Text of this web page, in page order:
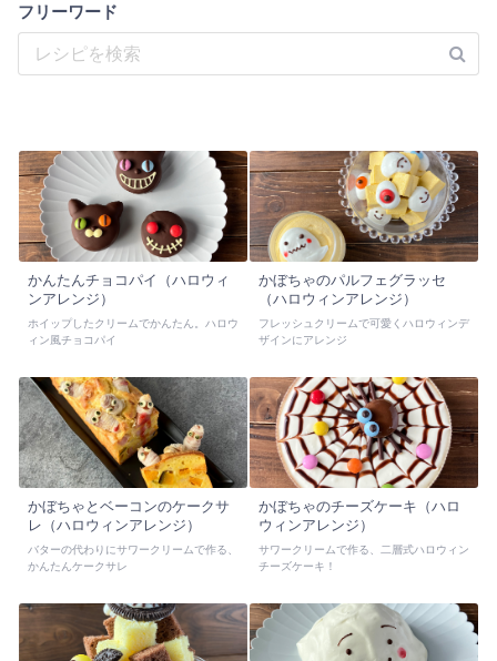
フリーワード
かんたんチョコパイ（ハロウィ
ンアレンジ）
ホイップしたクリームでかんたん。ハロウ
ィン風チョコパイ
かぼちゃのパルフェグラッセ
（ハロウィンアレンジ）
フレッシュクリームで可愛くハロウィンデ
ザインにアレンジ
かぼちゃとベーコンのケークサ
レ（ハロウィンアレンジ）
バターの代わりにサワークリームで作る、
かんたんケークサレ
かぼちゃのチーズケーキ（ハロ
ウィンアレンジ）
サワークリームで作る、二層式ハロウィン
チーズケーキ！